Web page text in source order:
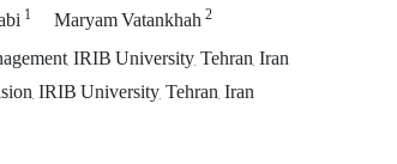
1 Maryam Vatankhah2
IRIB University, Tehran, Iran
IRIB University, Tehran, Iran